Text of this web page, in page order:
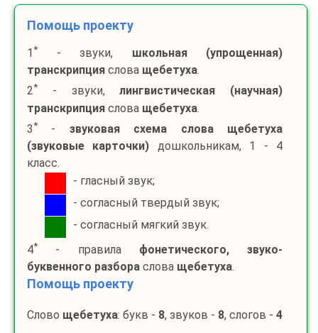
Помощь проекту
1 * - звуки, школьная (упрощенная)
транскрипция слова щебетуха.
2* - звуки,лингвистическая (научная)
транскрипция слова щебетуха.
3* - звуковая схема слова
щебетуха
(звуковые карточки) дошкольникам, 1 - 4
класс.
- гласный звук;
- согласный твердый звук;
- согласный мягкий звук.
4* - правила фонетического, звуко-
буквенного разбора слова щебетуха.
Помощь проекту
Слово щебетуха: букв - 8, звуков - 8, слогов - 4